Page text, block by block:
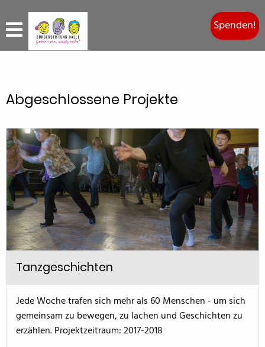
Spenden!
Abgeschlossene Projekte
Tanzgeschichten
Jede Woche trafen sich mehr als 60 Menschen - um sich
gemeinsam zu bewegen, zu lachen und Geschichten zu
erzählen. Projektzeitraum: 2017-2018